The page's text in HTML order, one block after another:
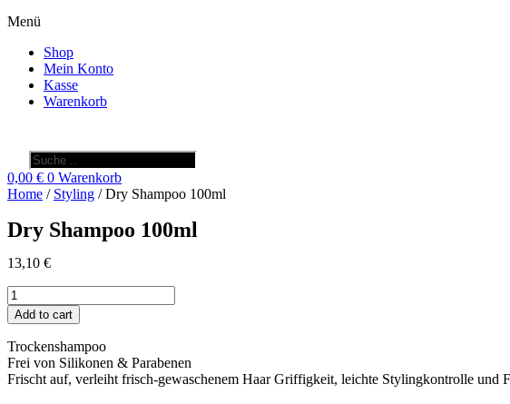
Menü
Shop
Mein Konto
Kasse
Warenkorb
Products
search
0,00 € 0 Warenkorb
Home / Styling / Dry Shampoo 100ml
Dry Shampoo 100ml
13,10 €
Dry
Shampoo
100ml
quantity
Add to cart
Trockenshampoo
Frei von Silikonen & Parabenen
Frischt auf, verleiht frisch-gewaschenem Haar Griffigkeit, leichte Stylingkontrolle und